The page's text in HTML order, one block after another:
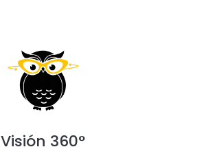
Visión 360°